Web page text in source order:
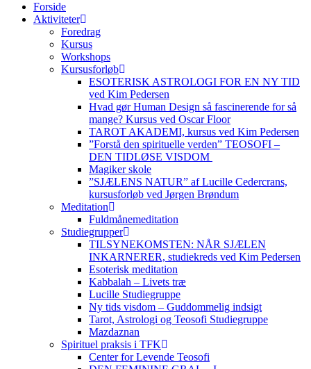
Forside
Aktiviteter
Foredrag
Kursus
Workshops
Kursusforløb
ESOTERISK ASTROLOGI FOR EN NY TID
ved Kim Pedersen
Hvad gør Human Design så fascinerende for så
mange? Kursus ved Oscar Floor
TAROT AKADEMI, kursus ved Kim Pedersen
”Forstå den spirituelle verden” TEOSOFI –
DEN TIDLØSE VISDOM
Magiker skole
”SJÆLENS NATUR” af Lucille Cedercrans,
kursusforløb ved Jørgen Brøndum
Meditation
Fuldmånemeditation
Studiegrupper
TILSYNEKOMSTEN: NÅR SJÆLEN
INKARNERER, studiekreds ved Kim Pedersen
Esoterisk meditation
Kabbalah – Livets træ
Lucille Studiegruppe
Ny tids visdom – Guddommelig indsigt
Tarot, Astrologi og Teosofi Studiegruppe
Mazdaznan
Spirituel praksis i TFK
Center for Levende Teosofi